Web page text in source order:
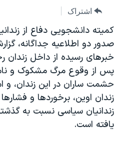
جهش
به
صفحه
اصلی
جهش
به
جستجو
ایران
آمریکا
جهان
ورزشی
ویژه برنامه‌ها
ویدیوها
برنامه های تلویزیونی
جدول برنامه ها
صفحه‌های ویژه
جام جهانی ۲۰۲۶
عملیات خشم حماسی
۲۵۰سالگی آمریکا
بایگانی برنامه‌های تلویزیونی
فرکانس‌های صدای آمریکا
پخش رادیویی
یادگیری زبان انگلیسی
دنبال کنید
اشتراک
کمیته دانشجویی دفاع از
صدور دو اطلاعیه جداگانه،
خبرهای رسیده از داخل
پس از وقوع مرگ مشکوک و
حشمت ساران در این زندان، و
زندان اوین، برخوردها و
زندانیان سیاسی نسبت به
یافته است.